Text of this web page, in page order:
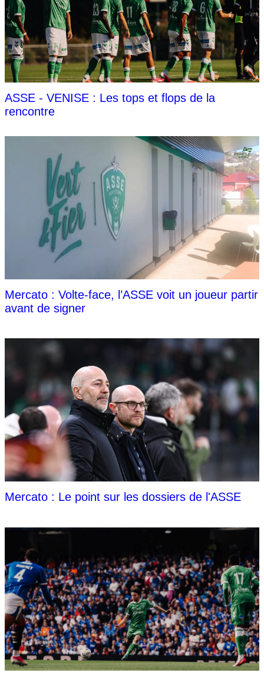
ASSE - VENISE : Les tops et flops de la
rencontre
Mercato : Volte-face, l’ASSE voit un joueur partir
avant de signer
Mercato : Le point sur les dossiers de l'ASSE